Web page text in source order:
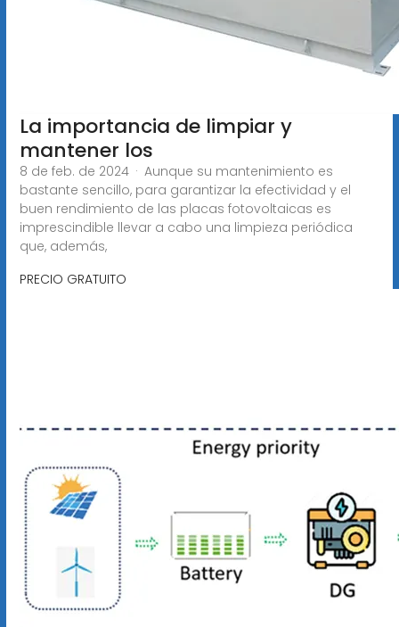
La importancia de limpiar y
mantener los
8 de feb. de 2024 · Aunque su mantenimiento es
bastante sencillo, para garantizar la efectividad y el
buen rendimiento de las placas fotovoltaicas es
imprescindible llevar a cabo una limpieza periódica
que, además,
PRECIO GRATUITO